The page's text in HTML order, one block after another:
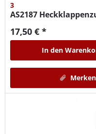
3
AS2187
17,50 € *
In den
Merken